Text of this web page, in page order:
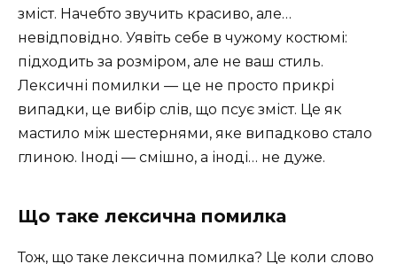
зміст. Начебто звучить красиво, але…
невідповідно. Уявіть себе в чужому костюмі:
підходить за розміром, але не ваш стиль.
Лексичні помилки — це не просто прикрі
випадки, це вибір слів, що псує зміст. Це як
мастило між шестернями, яке випадково стало
глиною. Іноді — смішно, а іноді… не дуже.
Що таке лексична помилка
Тож, що таке лексична помилка? Це коли слово